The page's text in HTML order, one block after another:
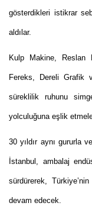
gösterdikleri istikrar
aldılar.
Kulp Makine,
Fereks, Dereli Grafik
süreklilik ruhunu
yolculuğuna eşlik
30 yıldır aynı gururla
İstanbul, ambalaj
sürdürerek,
devam edecek.